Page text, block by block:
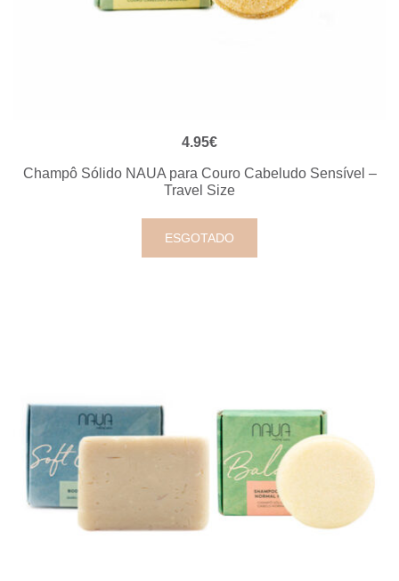
VISUALIZAÇÃO RÁPIDA
4.95€
Champô Sólido NAUA para Couro Cabeludo Sensível –
Travel Size
ESGOTADO